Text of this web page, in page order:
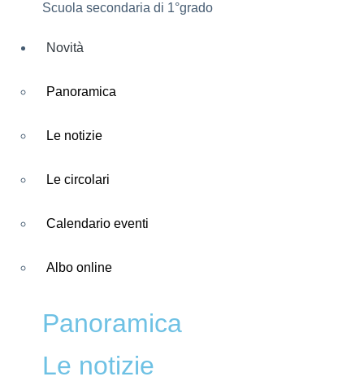
Scuola secondaria di 1°grado
Novità
Panoramica
Le notizie
Le circolari
Calendario eventi
Albo online
Panoramica
Le notizie